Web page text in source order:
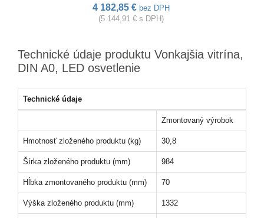
4 182,85 € bez DPH
(5 144,91 € s DPH)
Technické údaje produktu Vonkajšia vitrína,
DIN A0, LED osvetlenie
Technické údaje
Zmontovaný výrobok
Hmotnosť zloženého produktu (kg) 30,8
Šírka zloženého produktu (mm) 984
Hĺbka zmontovaného produktu (mm) 70
Výška zloženého produktu (mm) 1332